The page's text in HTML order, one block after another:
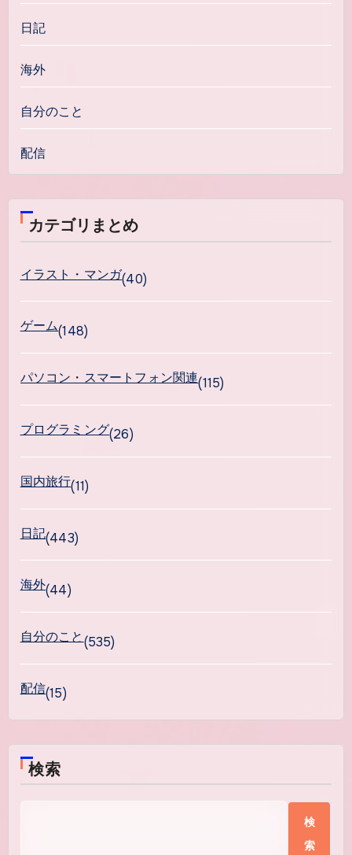
日記
海外
自分のこと
配信
カテゴリまとめ
イラスト・マンガ(40)
ゲーム(148)
パソコン・スマートフォン関連(115)
プログラミング(26)
国内旅行(11)
日記(443)
海外(44)
自分のこと(535)
配信(15)
検索
検
索